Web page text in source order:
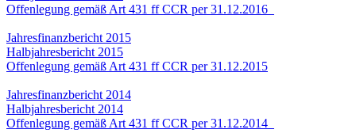
Offenlegung gemäß Art 431 ff CCR per 31.12.2016
Jahresfinanzbericht 2015
Halbjahresbericht 2015
Offenlegung gemäß Art 431 ff CCR per 31.12.2015
Jahresfinanzbericht 2014
Halbjahresbericht 2014
Offenlegung gemäß Art 431 ff CCR per 31.12.2014